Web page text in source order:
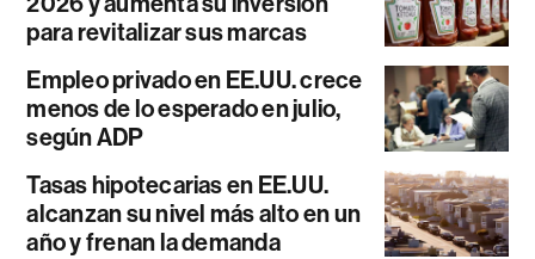
para revitalizar sus marcas
Empleo privado en EE.UU. crece
menos de lo esperado en julio,
según ADP
Tasas hipotecarias en EE.UU.
alcanzan su nivel más alto en un
año y frenan la demanda